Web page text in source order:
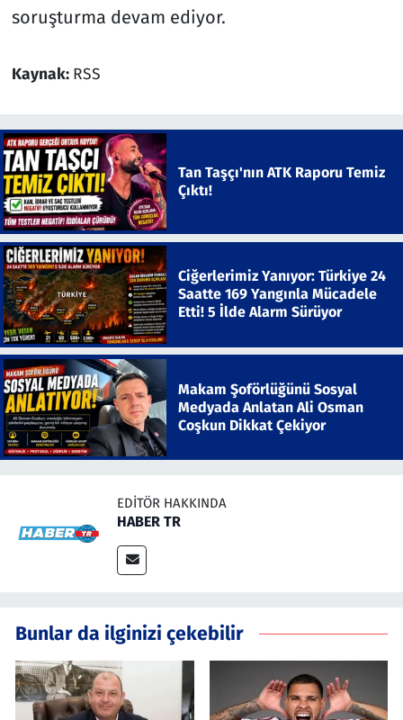
soruşturma devam ediyor.
Kaynak: RSS
Tan Taşçı'nın ATK Raporu Temiz
Çıktı!
Ciğerlerimiz Yanıyor: Türkiye 24
Saatte 169 Yangınla Mücadele
Etti! 5 İlde Alarm Sürüyor
Makam Şoförlüğünü Sosyal
Medyada Anlatan Ali Osman
Coşkun Dikkat Çekiyor
EDITÖR HAKKINDA
HABER TR
Bunlar da ilginizi çekebilir